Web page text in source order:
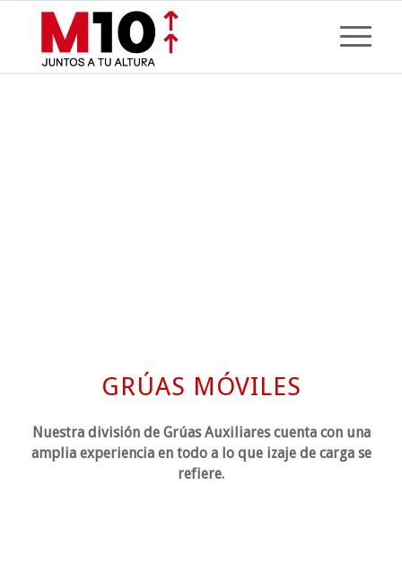
GRÚAS MÓVILES
Nuestra división de Grúas Auxiliares cuenta con una
amplia experiencia en todo a lo que izaje de carga se
refiere.